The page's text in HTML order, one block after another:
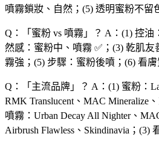
噴霧鎖妝、自然；(5) 透明蜜粉不留
Q：「 蜜粉 vs 噴霧 」？ A：(1) 控油
然感：蜜粉中、噴霧 ✅；(3) 乾肌友
霧強；(5) 步驟：蜜粉後噴；(6) 看膚
Q：「 主流品牌 」？ A：(1) 蜜粉：
RMK Translucent、MAC Mineralize
噴霧：Urban Decay All Nighter、
Airbrush Flawless、Skindinavia；(3)